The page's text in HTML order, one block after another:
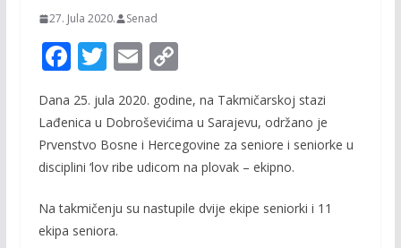
27. Jula 2020. Senad
F
e
b
o
o
k
T
w
itt
er
E
ai
l
C
p
y
Li
n
Dana 25. jula 2020. godine, na Takmičarskoj stazi
Lađenica u Dobroševićima u Sarajevu, održano je
Prvenstvo Bosne i Hercegovine za seniore i seniorke u
disciplini ‘lov ribe udicom na plovak – ekipno.
Na takmičenju su nastupile dvije ekipe seniorki i 11
ekipa seniora.